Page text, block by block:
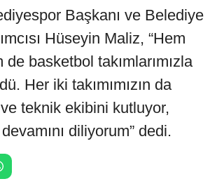
Başkanı ve Belediye
Hüseyin Maliz, “Hem
basketbol takımlarımızla
Her iki takımımızın da
ve teknik ekibini kutluyor,
devamını diliyorum” dedi.